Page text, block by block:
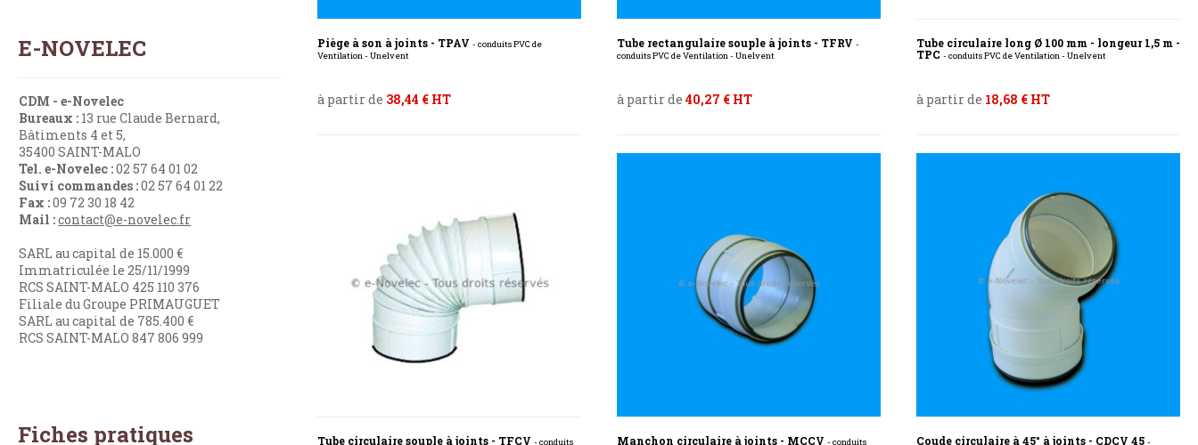
E-NOVELEC
CDM - e-Novelec
Bureaux : 13 rue Claude Bernard,
Bâtiments 4 et 5,
35400 SAINT-MALO
Tel. e-Novelec :02 57 64 01 02
Suivi commandes :02 57 64 01 22
Fax :09 72 30 18 42
Mail :contact@e-novelec.fr
SARL au capital de 15.000 €
Immatriculée le 25/11/1999
RCS SAINT-MALO 425 110 376
Filiale du Groupe PRIMAUGUET
SARL au capital de 785.400 €
RCS SAINT-MALO 847 806 999
Fiches pratiques
Piège à son à joints - TPAV - conduits PVC de
Ventilation - Unelvent
à partir de 38,44 € HT
Tube rectangulaire souple à joints - TFRV -
conduits PVC de Ventilation - Unelvent
à partir de 40,27 € HT
Tube circulaire long Ø 100 mm - longeur 1,5 m -
TPC - conduits PVC de Ventilation - Unelvent
à partir de 18,68 € HT
Tube circulaire souple à joints - TFCV - conduits Manchon circulaire à joints - MCCV - conduits Coude circulaire à 45° à joints - CDCV 45 -